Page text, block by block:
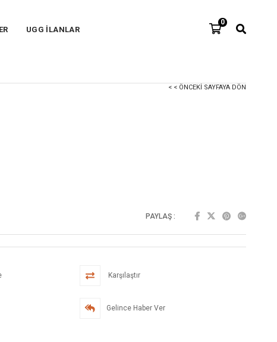
0
UGG İLANLAR
< < ÖNCEKI SAYFAYA DÖN
PAYLAŞ :
Karşılaştır
Gelince Haber Ver